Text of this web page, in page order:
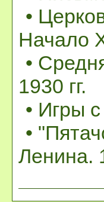
•
Начало
•
1930 гг.
• Игры
•
Ленина.